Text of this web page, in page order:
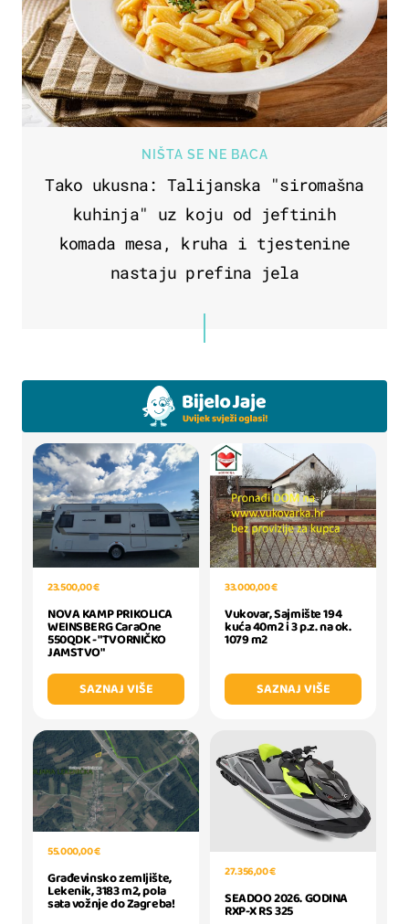
NIŠTA SE NE BACA
Tako ukusna: Talijanska "siromašna
kuhinja" uz koju od jeftinih
komada mesa, kruha i tjestenine
nastaju prefina jela
23.500,00 €
NOVA KAMP PRIKOLICA
WEINSBERG CaraOne
550QDK - "TVORNIČKO
JAMSTVO"
SAZNAJ VIŠE
33.000,00 €
Vukovar, Sajmište 194
kuća 40m2 i 3 p.z. na ok.
1079 m2
SAZNAJ VIŠE
55.000,00 €
Građevinsko zemljište,
Lekenik, 3183 m2, pola
sata vožnje do Zagreba!
27.356,00 €
SEADOO 2026. GODINA
RXP-X RS 325